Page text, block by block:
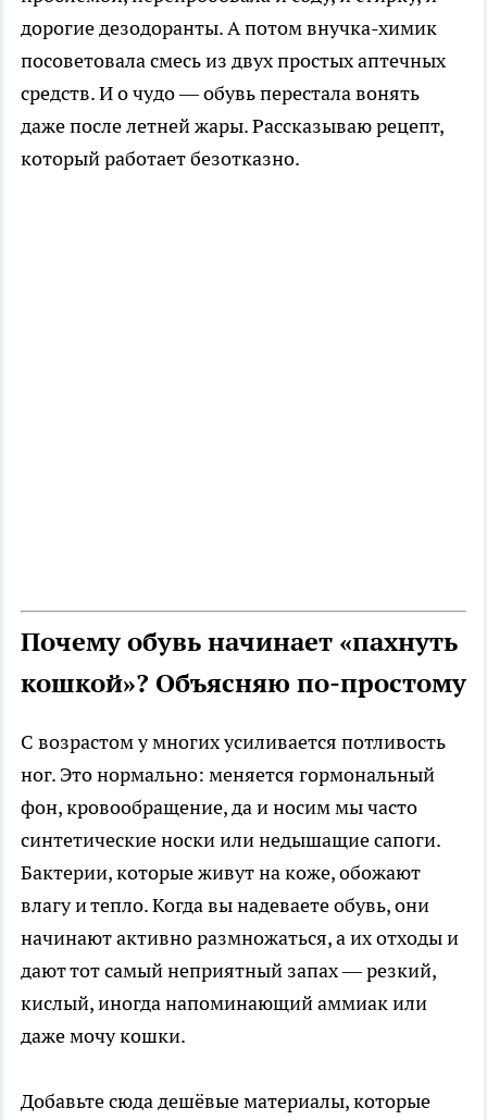
дорогие дезодоранты. А потом внучка-химик
посоветовала смесь из двух простых аптечных
средств. И о чудо — обувь перестала вонять
даже после летней жары. Рассказываю рецепт,
который работает безотказно.
Почему обувь начинает «пахнуть
кошкой»? Объясняю по-простому
С возрастом у многих усиливается потливость
ног. Это нормально: меняется гормональный
фон, кровообращение, да и носим мы часто
синтетические носки или недышащие сапоги.
Бактерии, которые живут на коже, обожают
влагу и тепло. Когда вы надеваете обувь, они
начинают активно размножаться, а их отходы и
дают тот самый неприятный запах — резкий,
кислый, иногда напоминающий аммиак или
даже мочу кошки.
Добавьте сюда дешёвые материалы, которые